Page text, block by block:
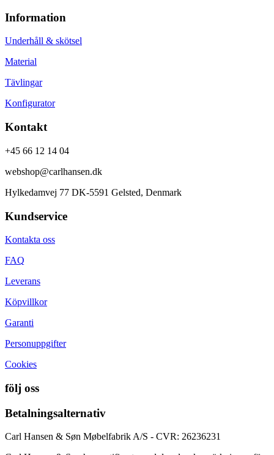
Information
Underhåll & skötsel
Material
Tävlingar
Konfigurator
Kontakt
+45 66 12 14 04
webshop@carlhansen.dk
Hylkedamvej 77 DK-5591 Gelsted, Denmark
Kundservice
Kontakta oss
FAQ
Leverans
Köpvillkor
Garanti
Personuppgifter
Cookies
följ oss
Betalningsalternativ
Carl Hansen & Søn Møbelfabrik A/S - CVR: 26236231